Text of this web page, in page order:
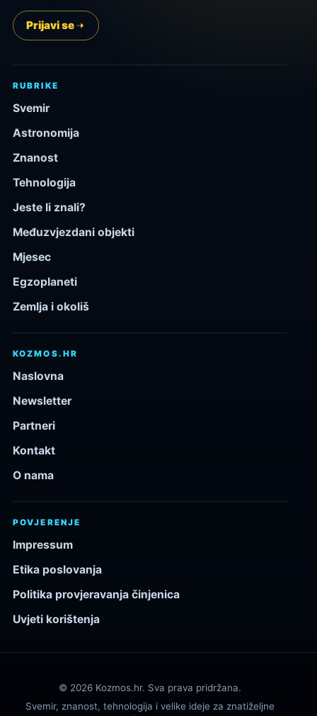
Prijavi se
RUBRIKE
Svemir
Astronomija
Znanost
Tehnologija
Jeste li znali?
Međuzvjezdani objekti
Mjesec
Egzoplaneti
Zemlja i okoliš
KOZMOS.HR
Naslovna
Newsletter
Partneri
Kontakt
O nama
POVJERENJE
Impressum
Etika poslovanja
Politika provjeravanja činjenica
Uvjeti korištenja
© 2026 Kozmos.hr. Sva prava pridržana.
Svemir, znanost, tehnologija i velike ideje za znatiželjne